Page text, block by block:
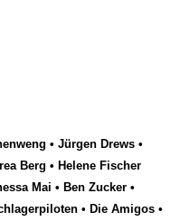
• Jürgen Drews •
Berg • Helene Fischer
Mai • Ben Zucker •
• Die Amigos •